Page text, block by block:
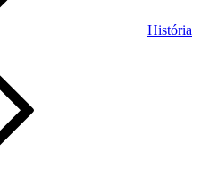
História